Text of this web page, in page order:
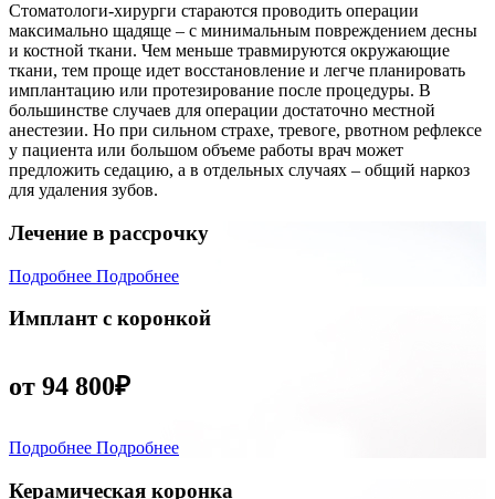
Стоматологи-хирурги стараются проводить операции
максимально щадяще – с минимальным повреждением десны
и костной ткани. Чем меньше травмируются окружающие
ткани, тем проще идет восстановление и легче планировать
имплантацию или протезирование после процедуры. В
большинстве случаев для операции достаточно местной
анестезии. Но при сильном страхе, тревоге, рвотном рефлексе
у пациента или большом объеме работы врач может
предложить седацию, а в отдельных случаях – общий наркоз
для удаления зубов.
Лечение в рассрочку
Подробнее Подробнее
Имплант с коронкой
от 94 800₽
Подробнее Подробнее
Керамическая коронка